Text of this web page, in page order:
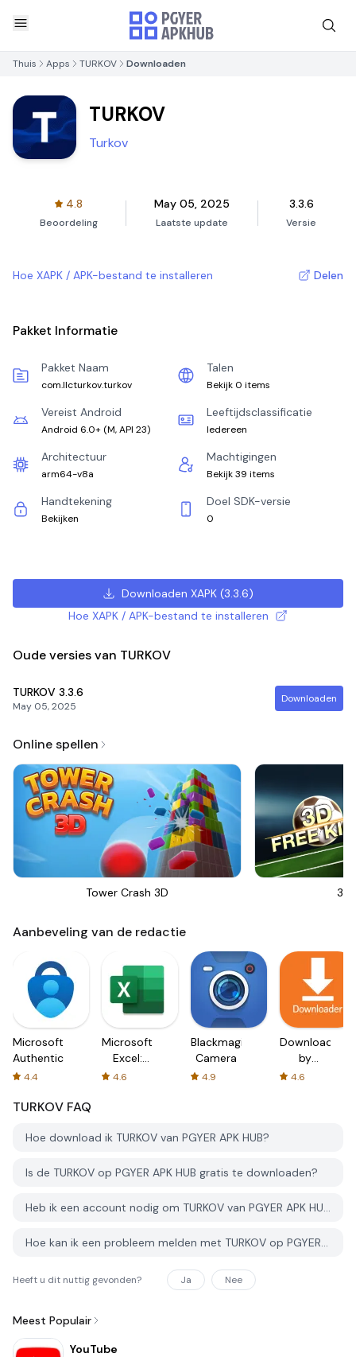
Thuis Apps TURKOV Downloaden
TURKOV
Turkov
4.8
Beoordeling
May 05, 2025
Laatste update
3.3.6
Versie
Hoe XAPK / APK-bestand te installeren Delen
Pakket Informatie
Pakket Naam
com.llcturkov.turkov
Talen
Bekijk 0 items
Vereist Android
Android 6.0+ (M, API 23)
Leeftijdsclassificatie
Iedereen
Architectuur
arm64-v8a
Machtigingen
Bekijk 39 items
Handtekening
Bekijken
Doel SDK-versie
0
Downloaden XAPK(3.3.6)
Hoe XAPK / APK-bestand te installeren
Oude versies van TURKOV
TURKOV 3.3.6
May 05, 2025
Downloaden
Online spellen
Tower Crash 3D 3D
Aanbeveling van de redactie
Microsoft
Authenticator
4.4
Microsoft
Excel:
Spreadsheets
4.6
Blackmagic
Camera
4.9
Downloader
by
AFTVnews
4.6
TURKOV FAQ
Hoe download ik TURKOV van PGYER APK HUB?
Is de TURKOV op PGYER APK HUB gratis te downloaden?
Heb ik een account nodig om TURKOV van PGYER APK HUB te downloaden?
Hoe kan ik een probleem melden met TURKOV op PGYER APK HUB?
Heeft u dit nuttig gevonden? Ja Nee
Meest Populair
YouTube